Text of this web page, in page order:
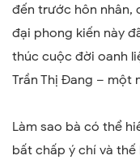
đến trước hôn nhân,
đại phong kiến này
thúc cuộc đời oanh
Trần Thị Đang – một
Làm sao bà có thể
bất chấp ý chí và